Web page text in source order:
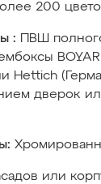
200
:
ПВШ
Hettich
дверок
или